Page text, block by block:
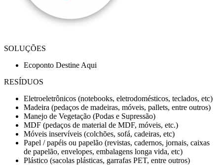
SOLUÇÕES
Ecoponto Destine Aqui
RESÍDUOS
Eletroeletrônicos (notebooks, eletrodomésticos, teclados, etc)
Madeira (pedaços de madeiras, móveis, pallets, entre outros)
Manejo de Vegetação (Podas e Supressão)
MDF (pedaços de material de MDF, móveis, etc.)
Móveis inservíveis (colchões, sofá, cadeiras, etc)
Papel / papéis ou papelão (revistas, cadernos, jornais, caixas
de papelão, envelopes, embalagens longa vida, etc)
Plástico (sacolas plásticas, garrafas PET, entre outros)